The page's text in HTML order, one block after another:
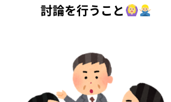
討論を行うこと